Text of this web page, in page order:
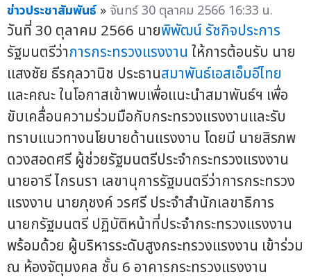
ข่าวประชาสัมพันธ์ » จันทร์ 30 ตุลาคม 2566 16:33 น.
วันที่ 30 ตุลาคม 2566 นายพิพัฒน์ รัชกิจประการ
รัฐมนตรีว่าการกระทรวงแรงงาน ให้การต้อนรับ นาย
แสงชัย ธีรกุลวานิช ประธานสมาพันธ์เอสเอ็มอีไทย
และคณะ ในโอกาสเข้าพบเพื่อแนะนำสมาพันธ์ฯ เพื่อ
ขับเคลื่อนความร่วมมือกับกระทรวงแรงงานและรับ
ทราบแนวทางนโยบายด้านแรงงาน โดยมี นายสิรภพ
ดวงสอดศรี ผู้ช่วยรัฐมนตรีประจำกระทรวงแรงงาน
นายอารี ไกรนรา เลขานุการรัฐมนตรีว่าการกระทรวง
แรงงาน นายภุชงค์ วรศรี ประจำสำนักเลขาธิการ
นายกรัฐมนตรี ปฏิบัติหน้าที่ประจำกระทรวงแรงงาน
พร้อมด้วย ผู้บริหารระดับสูงกระทรวงแรงงาน เข้าร่วม
ณ ห้องจัตุมงคล ชั้น 6 อาคารกระทรวงแรงงาน